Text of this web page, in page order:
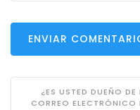
ENVIAR
¿ES USTED DUEÑO
CORREO